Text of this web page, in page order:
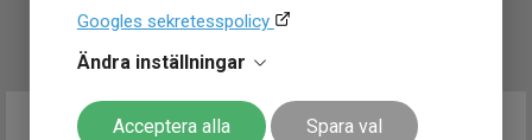
Googles sekretesspolicy
Ändra inställningar
Acceptera alla Spara val
Vattenskydd
10 ATM / 100 m
Glas material
Safir
sidor
Lysmassa
Super-LumiNova
UTVALT FÖR DIG